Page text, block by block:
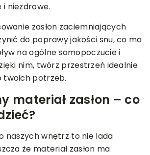
niezdrowe.
zasłon zaciemniających
do poprawy jakości snu, co ma
na ogólne samopoczucie i
nim, twórz przestrzeń idealnie
twoich potrzeb.
materiał zasłon – co
naszych wnętrz to nie lada
że materiał zasłon ma